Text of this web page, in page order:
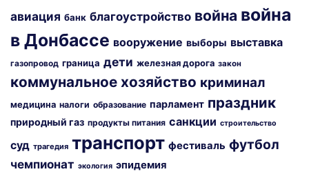
авиация банк благоустройство война война
в Донбассе вооружение выборы выставка
газопровод граница дети железная дорога закон
коммунальное хозяйство криминал
медицина налоги образование парламент праздник
природный газ продукты питания санкции строительство
суд трагедия транспорт фестиваль футбол
чемпионат экология эпидемия